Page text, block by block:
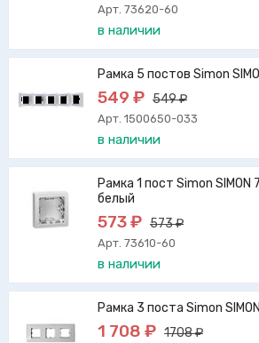
Арт. 73620-60
в наличии
Рамка 5 постов Simon
549 ₽ 549 ₽
Арт. 1500650-033
в наличии
Рамка 1 пост Simon SIMON
белый
573 ₽ 573 ₽
Арт. 73610-60
в наличии
Рамка 3 поста Simon
1 708 ₽ 1708 ₽